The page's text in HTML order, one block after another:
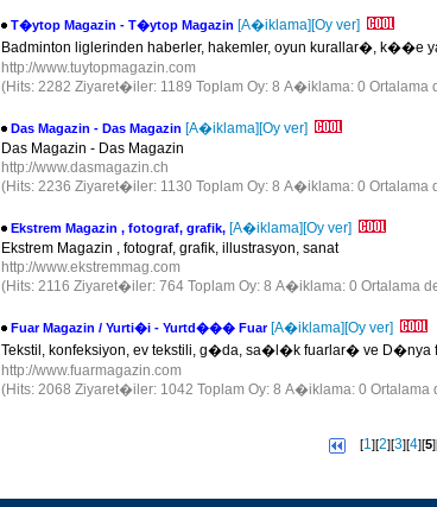
T�ytop Magazin - T�ytop Magazin [A�iklama][Oy ver]
Badminton liglerinden haberler, hakemler, oyun kurallar�,
http://www.tuytopmagazin.com
(Hits: 2282 Ziyaret�iler: 1189 Toplam Oy: 8 A�iklama: 0 Ortalama
Das Magazin - Das Magazin [A�iklama][Oy ver]
Das Magazin - Das Magazin
http://www.dasmagazin.ch
(Hits: 2236 Ziyaret�iler: 1130 Toplam Oy: 8 A�iklama: 0 Ortalama
Ekstrem Magazin , fotograf, grafik, [A�iklama][Oy ver]
Ekstrem Magazin , fotograf, grafik, illustrasyon, sanat
http://www.ekstremmag.com
(Hits: 2116 Ziyaret�iler: 764 Toplam Oy: 8 A�iklama: 0 Ortalama
Fuar Magazin / Yurti�i - Yurtd��� Fuar [A�iklama][Oy ver]
Tekstil, konfeksiyon, ev tekstili, g�da, sa�l�k fuarlar� ve D�nya
http://www.fuarmagazin.com
(Hits: 2068 Ziyaret�iler: 1042 Toplam Oy: 8 A�iklama: 0 Ortalama
[1][2][3][4][5